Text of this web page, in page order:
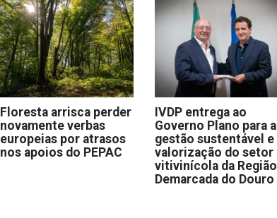
Floresta arrisca perder
novamente verbas
europeias por atrasos
nos apoios do PEPAC
IVDP entrega ao
Governo Plano para a
gestão sustentável e
valorização do setor
vitivinícola da Região
Demarcada do Douro